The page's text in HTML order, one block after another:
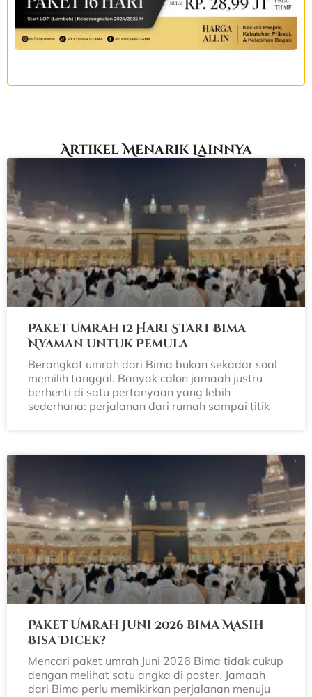
Artikel Menarik Lainnya
Paket Umrah 12 Hari Start Bima
Nyaman untuk Pemula
Berangkat umrah dari Bima bukan sekadar soal
memilih tanggal. Banyak calon jamaah justru
berhenti di satu pertanyaan yang lebih
sederhana: perjalanan dari rumah sampai titik
Paket Umrah Juni 2026 Bima Masih
Bisa Dicek?
Mencari paket umrah Juni 2026 Bima tidak cukup
dengan melihat satu angka di poster. Jamaah
dari Bima perlu memikirkan perjalanan menuju